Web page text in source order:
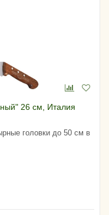
26 см, Италия
головки до 50 см в